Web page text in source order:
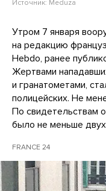
Источник: Meduza
Утром 7 января
на редакцию
Hebdo, ранее
Жертвами
и гранатометами,
полицейских. Не
По свидетельствам
было не меньше
FRANCE 24